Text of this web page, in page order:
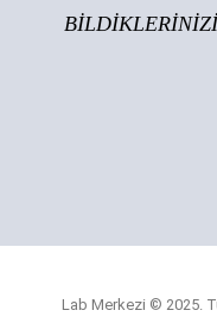
Lab Merkezi © 2025.